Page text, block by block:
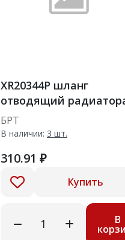
ХR20344Р шланг
отводящий
БРТ
В наличии: 3 шт.
310.91 ₽
Купить
В